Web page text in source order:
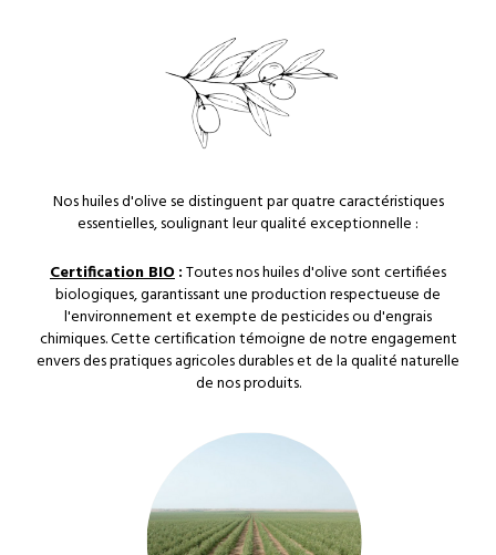
Nos huiles d'olive se distinguent par quatre caractéristiques
essentielles, soulignant leur qualité exceptionnelle :
Certification BIO:Toutes nos huiles d'olive sont certifiées
biologiques, garantissant une production respectueuse de
l'environnement et exempte de pesticides ou d'engrais
chimiques. Cette certification témoigne de notre engagement
envers des pratiques agricoles durables et de la qualité naturelle
de nos produits.